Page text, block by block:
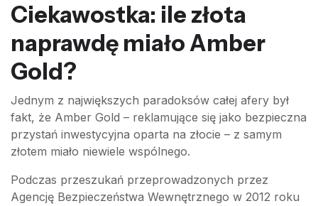
Ciekawostka: ile złota
naprawdę miało Amber
Gold?
Jednym z największych paradoksów całej afery był
fakt, że Amber Gold – reklamujące się jako bezpieczna
przystań inwestycyjna oparta na złocie – z samym
złotem miało niewiele wspólnego.
Podczas przeszukań przeprowadzonych przez
Agencję Bezpieczeństwa Wewnętrznego w 2012 roku